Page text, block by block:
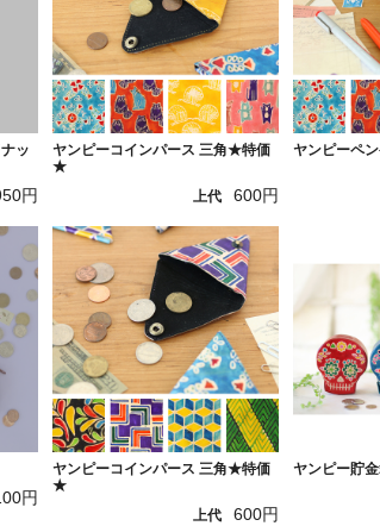
ッ
円
ヤンピーコインパース 三角★特価
★
上代
600円
ヤンピーペ
円
ヤンピーコインパース 三角★特価
★
上代
600円
ヤンピー貯